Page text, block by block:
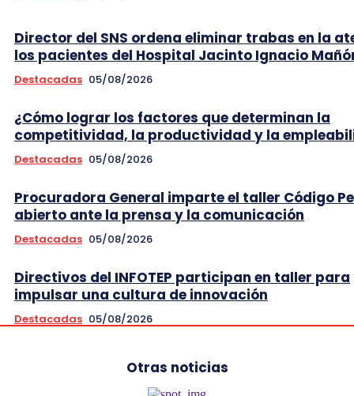
Director del SNS ordena eliminar trabas en la
los pacientes del Hospital Jacinto Ignacio
Destacadas 05/08/2026
¿Cómo lograr los factores que determinan la
competitividad, la productividad y la
Destacadas 05/08/2026
Procuradora General imparte el taller Código
abierto ante la prensa y la comunicación
Destacadas 05/08/2026
Directivos del INFOTEP participan en taller para
impulsar una cultura de innovación
Destacadas 05/08/2026
Otras noticias